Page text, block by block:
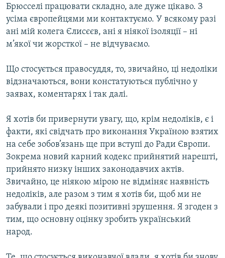
Брюсселі працювати складно, але дуже цікаво. З
усіма європейцями ми контактуємо. У всякому разі
ані мій колега Єлисєєв, ані я ніякої ізоляції – ні
м’якої чи жорсткої – не відчуваємо.
Що стосується правосуддя, то, звичайно, ці недоліки
відзначаються, вони констатуються публічно у
заявах, коментарях і так далі.
Я хотів би привернути увагу, що, крім недоліків, є і
факти, які свідчать про виконання Україною взятих
на себе зобов’язань ще при вступі до Ради Європи.
Зокрема новий карний кодекс прийнятий нарешті,
прийнято низку інших законодавчих актів.
Звичайно, це ніякою мірою не відміняє наявність
недоліків, але разом з тим я хотів би, щоб ми не
забували і про деякі позитивні зрушення. Я згоден з
тим, що основну оцінку зробить український
народ.